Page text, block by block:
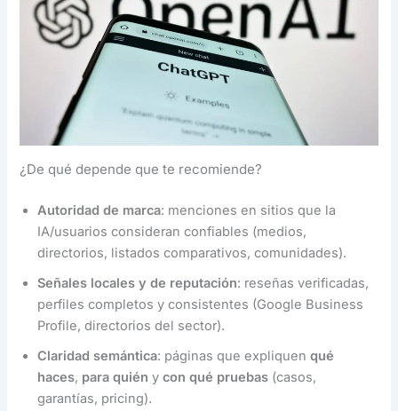
¿De qué depende que te recomiende?
Autoridad de marca: menciones en sitios que la
IA/usuarios consideran confiables (medios,
directorios, listados comparativos, comunidades).
Señales locales y de reputación: reseñas verificadas,
perfiles completos y consistentes (Google Business
Profile, directorios del sector).
Claridad semántica: páginas que expliquenqué
haces, para quién ycon qué pruebas (casos,
garantías, pricing).